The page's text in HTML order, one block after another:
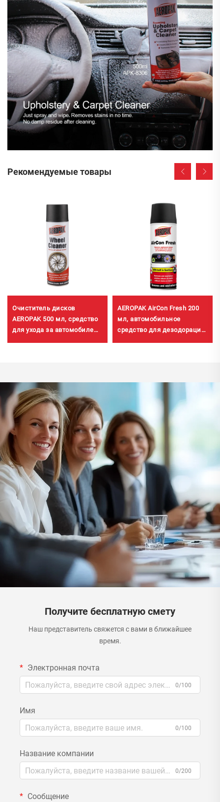
Рекомендуемые товары
Очиститель дисков
AEROPAK 500 мл, средство
для ухода за автомобилем,
AEROPAK AirCon Fresh 200
мл, автомобильное
средство для дезодорации
Получите бесплатную смету
Наш представитель свяжется с вами в ближайшее
время.
Электронная почта
0/100
Имя
0/100
Название компании
0/200
Сообщение